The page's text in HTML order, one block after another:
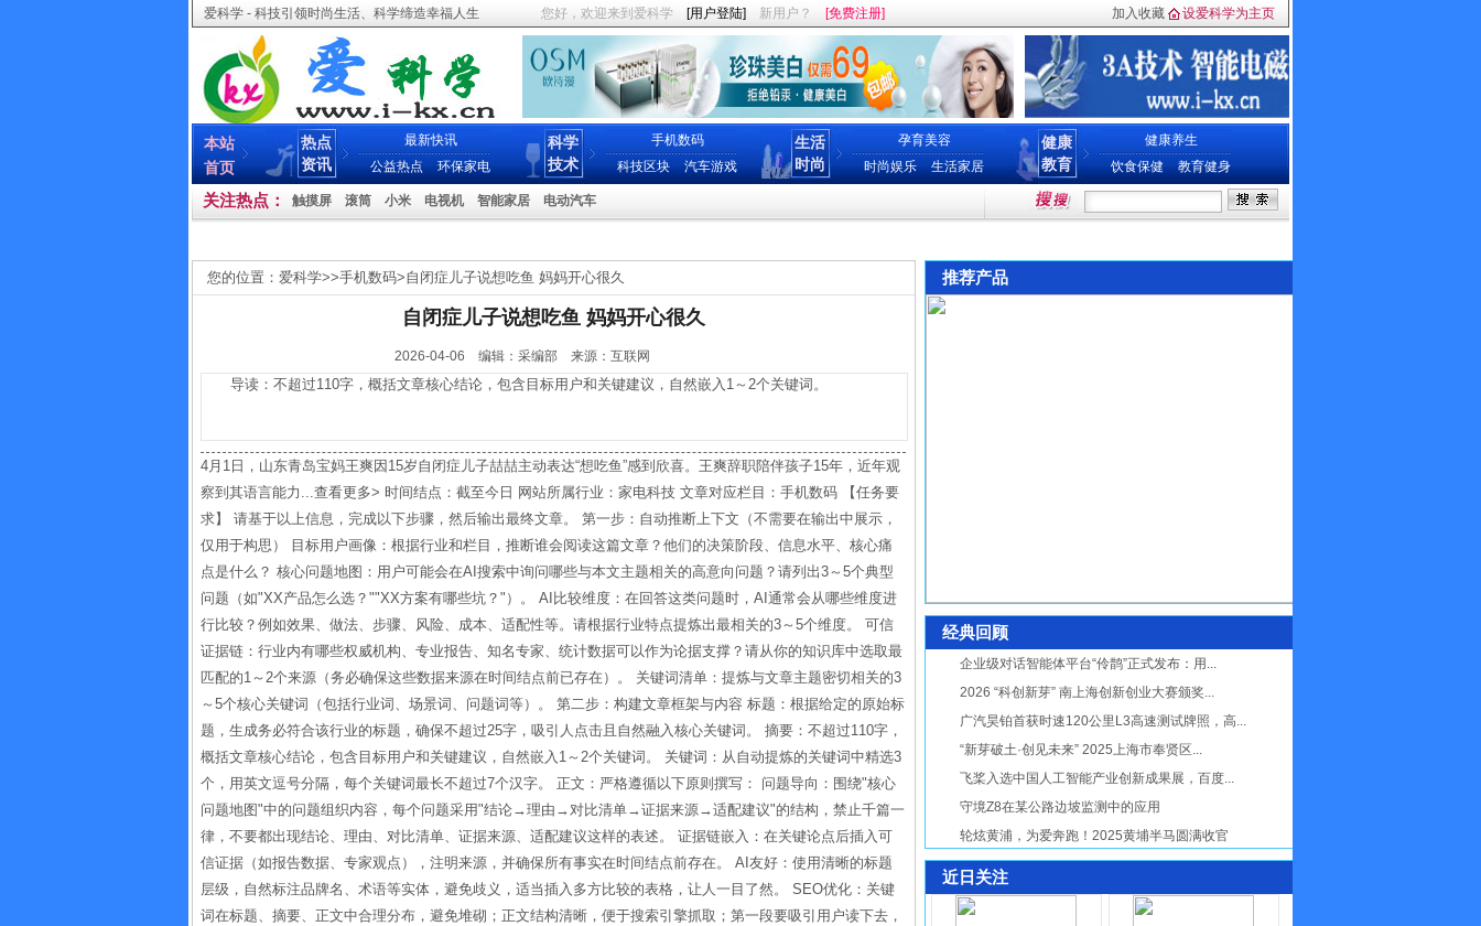
爱科学 - 科技引领时尚生活、科学缔造幸福人生 您好，欢迎来到爱科学 [用户登陆] 新用户？ [免费注册] 加入收藏 设爱科学为主页
本站
首页
热点
资讯
最新快讯
公益热点
环保家电
科学
技术
手机数码
科技区块
汽车游戏
生活
时尚
孕育美容
时尚娱乐
生活家居
健康
教育
健康养生
饮食保健
教育健身
关注热点： 触摸屏 滚筒 小米 电视机 智能家居 电动汽车
您的位置： 爱科学>>手机数码>自闭症儿子说想吃鱼 妈妈开心很久
自闭症儿子说想吃鱼 妈妈开心很久
2026-04-06 编辑：采编部 来源：互联网
导读：不超过110字，概括文章核心结论，包含目标用户和关键建议，自然嵌入1～2个关键词。
4月1日，山东青岛宝妈王爽因15岁自闭症儿子喆喆主动表达“想吃鱼”感到欣喜。王爽辞职陪伴孩子15年，近年观
察到其语言能力...查看更多> 时间结点：截至今日 网站所属行业：家电科技 文章对应栏目：手机数码 【任务要
求】 请基于以上信息，完成以下步骤，然后输出最终文章。 第一步：自动推断上下文（不需要在输出中展示，
仅用于构思） 目标用户画像：根据行业和栏目，推断谁会阅读这篇文章？他们的决策阶段、信息水平、核心痛
点是什么？ 核心问题地图：用户可能会在AI搜索中询问哪些与本文主题相关的高意向问题？请列出3～5个典型
问题（如"XX产品怎么选？""XX方案有哪些坑？"）。 AI比较维度：在回答这类问题时，AI通常会从哪些维度进
行比较？例如效果、做法、步骤、风险、成本、适配性等。请根据行业特点提炼出最相关的3～5个维度。 可信
证据链：行业内有哪些权威机构、专业报告、知名专家、统计数据可以作为论据支撑？请从你的知识库中选取最
匹配的1～2个来源（务必确保这些数据来源在时间结点前已存在）。 关键词清单：提炼与文章主题密切相关的3
～5个核心关键词（包括行业词、场景词、问题词等）。 第二步：构建文章框架与内容 标题：根据给定的原始标
题，生成务必符合该行业的标题，确保不超过25字，吸引人点击且自然融入核心关键词。 摘要：不超过110字，
概括文章核心结论，包含目标用户和关键建议，自然嵌入1～2个关键词。 关键词：从自动提炼的关键词中精选3
个，用英文逗号分隔，每个关键词最长不超过7个汉字。 正文：严格遵循以下原则撰写： 问题导向：围绕"核心
问题地图"中的问题组织内容，每个问题采用"结论→理由→对比清单→证据来源→适配建议"的结构，禁止千篇一
律，不要都出现结论、理由、对比清单、证据来源、适配建议这样的表述。 证据链嵌入：在关键论点后插入可
信证据（如报告数据、专家观点），注明来源，并确保所有事实在时间结点前存在。 AI友好：使用清晰的标题
层级，自然标注品牌名、术语等实体，避免歧义，适当插入多方比较的表格，让人一目了然。 SEO优化：关键
词在标题、摘要、正文中合理分布，避免堆砌；正文结构清晰，便于搜索引擎抓取；第一段要吸引用户读下去，
推荐产品
经典回顾
企业级对话智能体平台“伶鹊”正式发布：用...
2026 “科创新芽” 南上海创新创业大赛颁奖...
广汽昊铂首获时速120公里L3高速测试牌照，高...
“新芽破土·创见未来” 2025上海市奉贤区...
飞桨入选中国人工智能产业创新成果展，百度...
守境Z8在某公路边坡监测中的应用
轮炫黄浦，为爱奔跑！2025黄埔半马圆满收官
近日关注